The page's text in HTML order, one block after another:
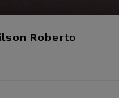
Roberto